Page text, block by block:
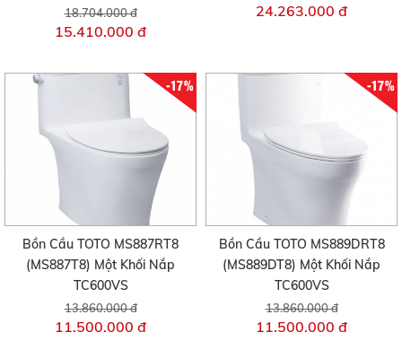
18.704.000 đ
15.410.000 đ
24.263.000 đ
-17%
Bồn Cầu TOTO MS887RT8
(MS887T8) Một Khối Nắp
TC600VS
13.860.000 đ
11.500.000 đ
-17%
Bồn Cầu TOTO MS889DRT8
(MS889DT8) Một Khối Nắp
TC600VS
13.860.000 đ
11.500.000 đ